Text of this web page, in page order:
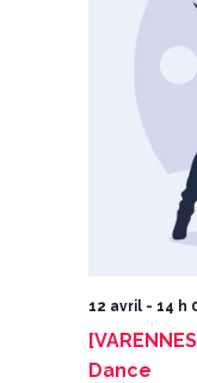
12 avril - 14 h
Dance